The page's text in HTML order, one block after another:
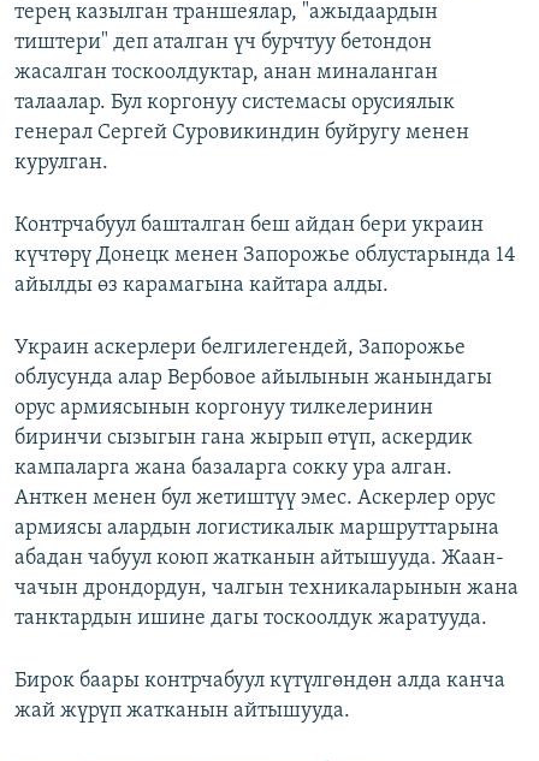
терең казылган траншеялар, "ажыдаардын
тиштери" деп аталган үч бурчтуу бетондон
жасалган тоскоолдуктар, анан миналанган
талаалар. Бул коргонуу системасы орусиялык
генерал Сергей Суровикиндин буйругу менен
курулган.
Контрчабуул башталган беш айдан бери украин
күчтөрү Донецк менен Запорожье облустарында 14
айылды өз карамагына кайтара алды.
Украин аскерлери белгилегендей, Запорожье
облусунда алар Вербовое айылынын жанындагы
орус армиясынын коргонуу тилкелеринин
биринчи сызыгын гана жырып өтүп, аскердик
кампаларга жана базаларга сокку ура алган.
Анткен менен бул жетиштүү эмес. Аскерлер орус
армиясы алардын логистикалык маршруттарына
абадан чабуул коюп жатканын айтышууда. Жаан-
чачын дрондордун, чалгын техникаларынын жана
танктардын ишине дагы тоскоолдук жаратууда.
Бирок баары контрчабуул күтүлгөндөн алда канча
жай жүрүп жатканын айтышууда.